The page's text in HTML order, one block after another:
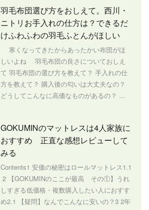
羽毛布団選び方をおしえて。西川・
ニトリお手入れの仕方は？できるだ
けふわふわの羽毛ふとんがほしい
寒くなってきたからあったかい布団がほ
しいよね 羽毛布団の良さについておしえ
て 羽毛布団の選び方を教えて？ 手入れの仕
方を教えて？ 購入後の匂いは大丈夫なの？
どうしてこんなに高価なものがあるの？ ...
GOKUMINのマットレスは4人家族に
おすすめ 正直な感想レビューして
みる
Contents1 安価の秘密はロールマットレス1.1
2 【GOKUMINのここが最高 その①】うれ
しすぎる低価格・複数購入したい人におすす
め2.1 【疑問】なんでこんなに安いの？3 2年